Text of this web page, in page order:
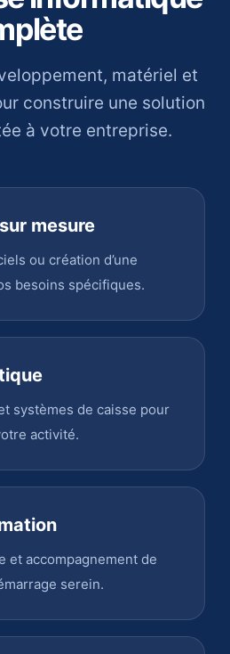
matériel et
construire une solution
à votre entreprise.
mesure
ou création d’une
besoins spécifiques.
systèmes de caisse pour
activité.
et accompagnement de
serein.